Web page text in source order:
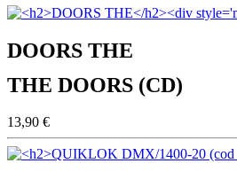
DOORS THE
THE DOORS (CD)
13,90 €